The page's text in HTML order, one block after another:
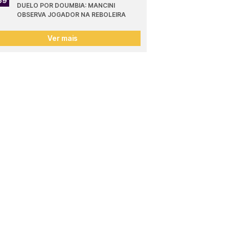
DUELO POR DOUMBIA: MANCINI
OBSERVA JOGADOR NA REBOLEIRA
Ver mais